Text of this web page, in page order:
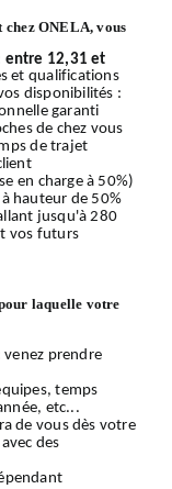
chez ONELA, vous
entre 12,31 et
et qualifications
disponibilités :
garanti
de chez vous
de trajet
en charge à 50%)
hauteur de 50%
jusqu'à 280
vos futurs
laquelle votre
venez prendre
temps
etc...
de vous dès votre
des